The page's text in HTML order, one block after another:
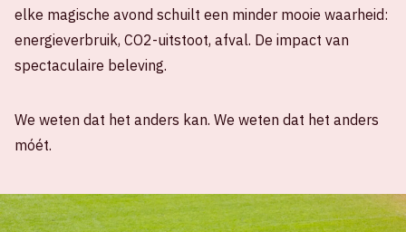
elke magische avond schuilt een minder mooie waarheid:
energieverbruik, CO2-uitstoot, afval. De impact van
spectaculaire beleving.
We weten dat het anders kan. We weten dat het anders
móét.